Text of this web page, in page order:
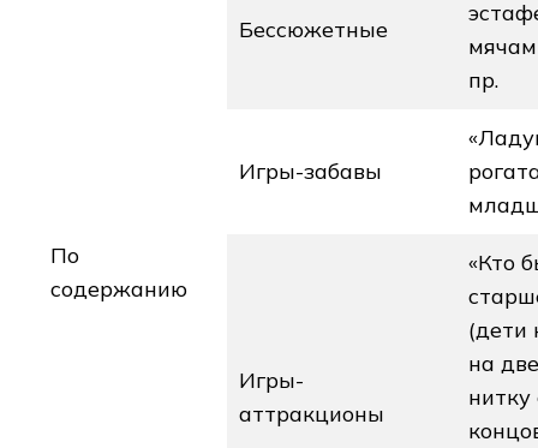
По
содержанию
Бессюжетные
пр.
Игры-забавы
Игры-
аттракционы
«Кто
(дети
на